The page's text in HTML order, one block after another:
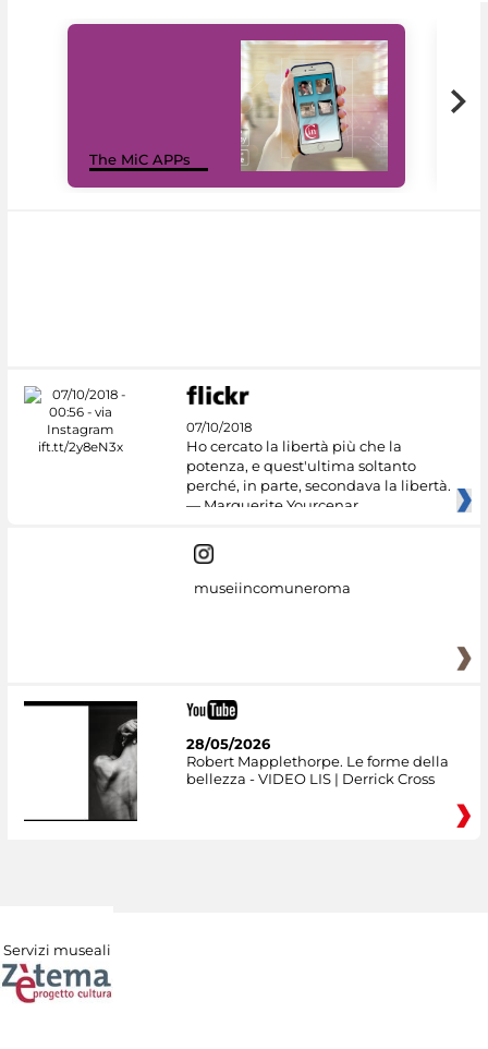
The MiC APPs
07/10/2018
Ho cercato la libertà più che la
potenza, e quest'ultima soltanto
perché, in parte, secondava la libertà.
— Marguerite Yourcenar
museiincomuneroma
28/05/2026
Robert Mapplethorpe. Le forme della
bellezza - VIDEO LIS | Derrick Cross
Servizi museali